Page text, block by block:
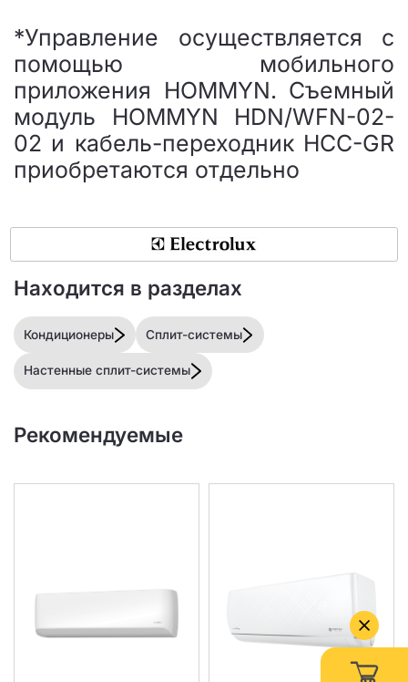
*Управление осуществляется с
помощью мобильного
приложения HOMMYN. Съемный
модуль HOMMYN HDN/WFN-02-
02 и кабель-переходник HCC-GR
приобретаются отдельно
Находится в разделах
Кондиционеры Сплит-системы
Настенные сплит-системы
Рекомендуемые